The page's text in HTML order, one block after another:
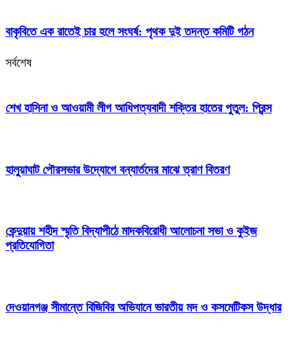
বাকৃবিতে এক রাতেই চার হলে সংঘর্ষ: পৃথক দুই তদন্ত কমিটি গঠন
সর্বশেষ
শেখ হাসিনা ও আওয়ামী লীগ আধিপত্যবাদী শক্তির হাতের পুতুল: প্রিন্স
হালুয়াঘাট পৌরসভার উদ্যোগে বন্যার্তদের মাঝে ত্রাণ বিতরণ
কেন্দুয়ায় শহীদ স্মৃতি বিদ্যাপীঠে মাদকবিরোধী আলোচনা সভা ও কুইজ
প্রতিযোগিতা
দেওয়ানগঞ্জ সীমান্তে বিজিবির অভিযানে ভারতীয় মদ ও কসমেটিকস উদ্ধার